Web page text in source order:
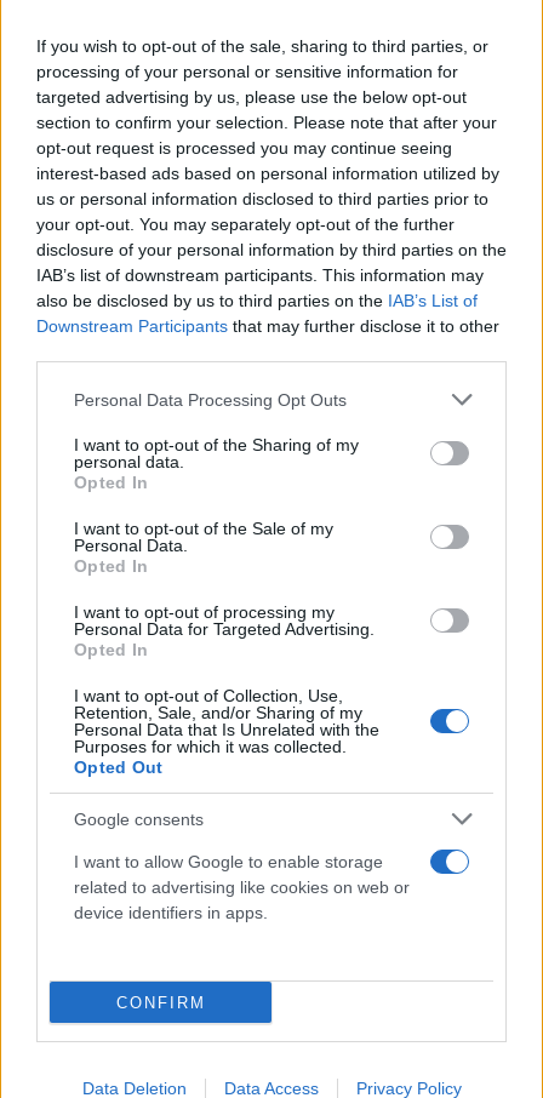
If you wish to opt-out of the sale, sharing to third parties, or
processing of your personal or sensitive information for
targeted advertising by us, please use the below opt-out
section to confirm your selection. Please note that after your
opt-out request is processed you may continue seeing
interest-based ads based on personal information utilized by
us or personal information disclosed to third parties prior to
your opt-out. You may separately opt-out of the further
disclosure of your personal information by third parties on the
IAB’s list of downstream participants. This information may
also be disclosed by us to third parties on the IAB’s List of
Downstream Participants that may further disclose it to other
Please note that this website/app uses one or more Google
not limited to your visit or usage behaviour. You may click to
grant or deny consent to Google and its third-party tags to
use your data for below specified purposes in below Google
consent section.
Personal Data Processing Opt Outs
I want to opt-out of the Sharing of my
personal data.
Opted In
I want to opt-out of the Sale of my
Personal Data.
Opted In
I want to opt-out of processing my
Personal Data for Targeted Advertising.
Opted In
I want to opt-out of Collection, Use,
Retention, Sale, and/or Sharing of my
Personal Data that Is Unrelated with the
Purposes for which it was collected.
Opted Out
Google consents
I want to allow Google to enable storage
related to advertising like cookies on web or
device identifiers in apps.
CONFIRM
Data Deletion Data Access Privacy Policy
Ο Νίκος Χαρδαλιάς, σημειωτέον,χθες μετακίνησε
148 υπαλλήλους από τη διεύθυνση
Υγειονομικού Ελέγχου. Για το εν λόγω ζήτημα
τόνισε ότι «έχω εμπιστοσύνη στις υπηρεσίες μου. Η
συντριπτική πλειοψηφία των εργαζομένων και στη
διεύθυνση υγειονομικών ελέγχων είναι έντιμοι
φαινόμενα όπως αυτά που αποκαλύφθηκαν να
επιβιώνουν μέσα στα χρόνια. Είμαι εδώ για να μπει
τέλος σε όλα αυτά που πληγώνουν τους πολίτες».